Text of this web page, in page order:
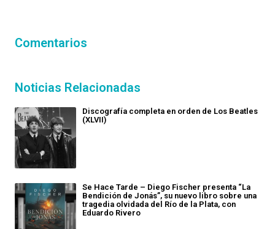
Comentarios
Noticias Relacionadas
Discografía completa en orden de Los Beatles
(XLVII)
Se Hace Tarde – Diego Fischer presenta “La
Bendición de Jonás”, su nuevo libro sobre una
tragedia olvidada del Río de la Plata, con
Eduardo Rivero